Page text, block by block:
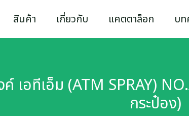
สินค้า เกี่ยวกับ แคตตาล็อก บท
ค์ เอทีเอ็ม (ATM SPRAY)
กระป๋อง)